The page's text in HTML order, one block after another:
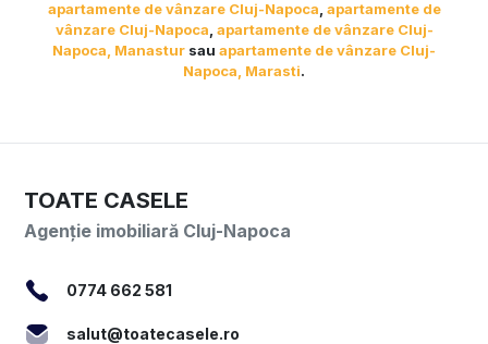
apartamente de vânzare Cluj-Napoca apartamente de
vânzare Cluj-Napoca apartamente de vânzare Cluj-
Napoca, Manastur sau apartamente de vânzare Cluj-
Napoca, Marasti.
TOATE CASELE
Agenție imobiliară Cluj-Napoca
0774 662 581
salut@toatecasele.ro